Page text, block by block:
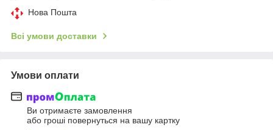
Нова Пошта
Всі умови доставки
Умови оплати
Ви отримаєте замовлення
або гроші повернуться на вашу картку